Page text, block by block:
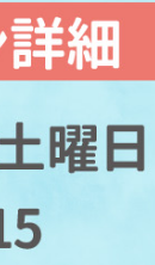
(start
to return to
automatic
will be
so it may
from the
that you